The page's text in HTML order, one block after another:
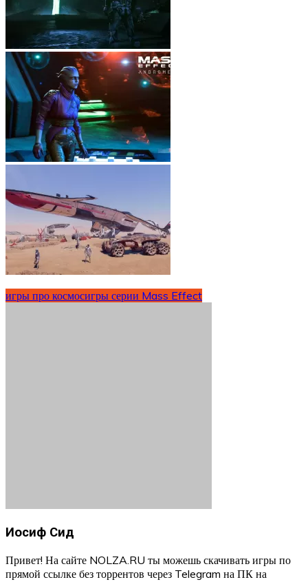
игры про космосигры серии Mass Effect
Иосиф Сид
Привет! На сайте NOLZA.RU ты можешь скачивать игры по
прямой ссылке без торрентов через Telegram на ПК на